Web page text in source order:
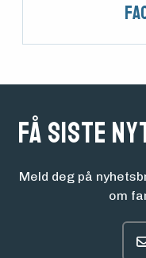
Få siste
Meld deg på
om